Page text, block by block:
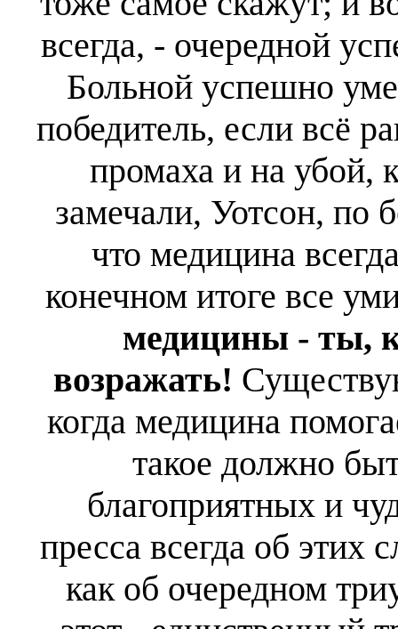
всегда, - очередной
Больной успешно
победитель, если всё
промаха и на убой,
замечали, Уотсон, по
что медицина
конечном итоге все
медицины - ты,
возражать!
когда медицина
такое должно
благоприятных и
пресса всегда об этих
как об очередном